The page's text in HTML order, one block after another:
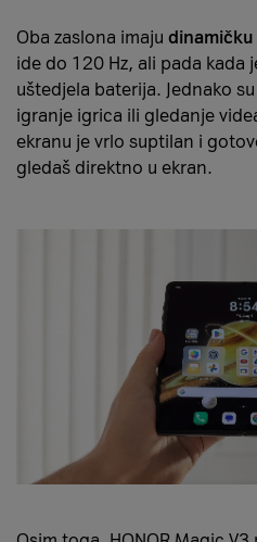
Oba zaslona imaju dinamičku
ide do 120 Hz, ali pada kada
uštedjela baterija. Jednako
igranje igrica ili gledanje
ekranu je vrlo suptilan i
gledaš direktno u ekran.